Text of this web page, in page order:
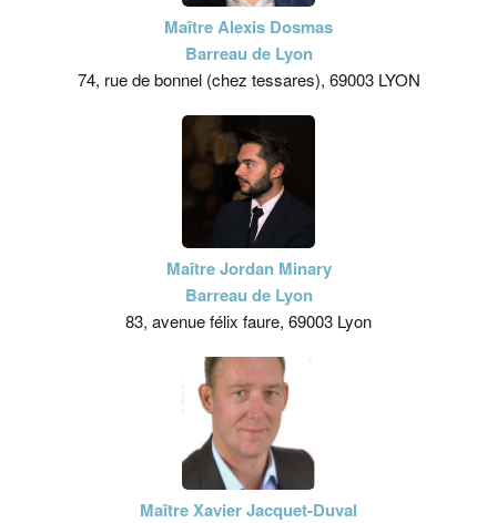
Maître Alexis Dosmas
Barreau de Lyon
74, rue de bonnel (chez tessares), 69003 LYON
Maître Jordan Minary
Barreau de Lyon
83, avenue félix faure, 69003 Lyon
Maître Xavier Jacquet-Duval